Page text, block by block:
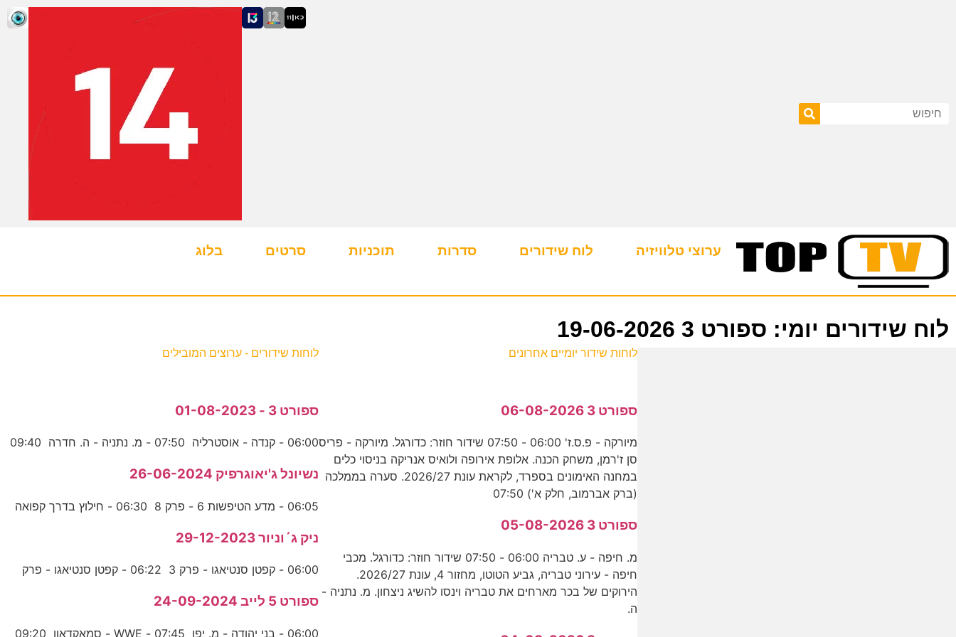
ערוצי טלוויזיה לוח שידורים סדרות תוכניות סרטים בלוג
לוח שידורים יומי: ספורט 3 19-06-2026
לוחות שידור יומיים אחרונים
ספורט 3 06-08-2026
מיורקה - פ.ס.ז' 06:00 - 07:50 שידור חוזר: כדורגל. מיורקה - פריס
סן ז'רמן, משחק הכנה. אלופת אירופה ולואיס אנריקה בניסוי כלים
במחנה האימונים בספרד, לקראת עונת 2026/27. סערה בממלכה
(ברק אברמוב, חלק א') 07:50
ספורט 3 05-08-2026
מ. חיפה - ע. טבריה 06:00 - 07:50 שידור חוזר: כדורגל. מכבי
חיפה - עירוני טבריה, גביע הטוטו, מחזור 4, עונת 2026/27.
הירוקים של בכר מארחים את טבריה וינסו להשיג ניצחון. מ. נתניה -
ה.
לוחות שידורים - ערוצים המובילים
ספורט 3 - 01-08-2023
06:00 - קנדה - אוסטרליה 07:50 - מ. נתניה - ה. חדרה 09:40
נשיונל ג'יאוגרפיק 26-06-2024
06:05 - מדע הטיפשות 6 - פרק 8 06:30 - חילוץ בדרך קפואה
ניק ג´וניור 29-12-2023
06:00 - קפטן סנטיאגו - פרק 3 06:22 - קפטן סנטיאגו - פרק
ספורט 5 לייב 24-09-2024
06:00 - בני יהודה - מ. יפו 07:45 - WWE - סמאקדאון 09:20